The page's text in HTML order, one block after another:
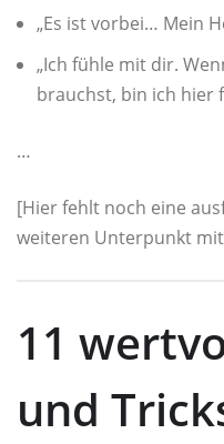
„Es ist vorbei… Mein
„Ich fühle mit dir.
brauchst, bin ich hier
…
[Hier fehlt noch eine
weiteren Unterpunkt
11
und